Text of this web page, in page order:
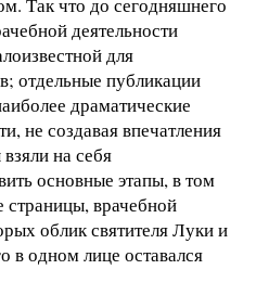
деятельности
для
отдельные публикации
драматические
не создавая впечатления
на себя
основные этапы, в том
страницы, врачебной
облик святителя Луки и
в одном лице оставался